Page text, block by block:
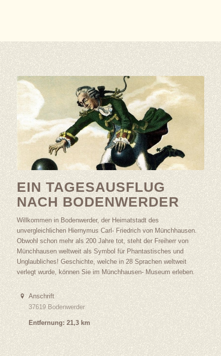
EIN TAGESAUSFLUG
NACH BODENWERDER
Willkommen in Bodenwerder, der Heimatstadt des
unvergleichlichen Hiernymus Carl- Friedrich von Münchhausen.
Obwohl schon mehr als 200 Jahre tot, steht der Freiherr von
Münchhausen weltweit als Symbol für Phantastisches und
Unglaubliches! Geschichte, welche in 28 Sprachen weltweit
verlegt wurde, können Sie im Münchhausen- Museum erleben.
Anschrift
37619 Bodenwerder
Entfernung: 21,3 km